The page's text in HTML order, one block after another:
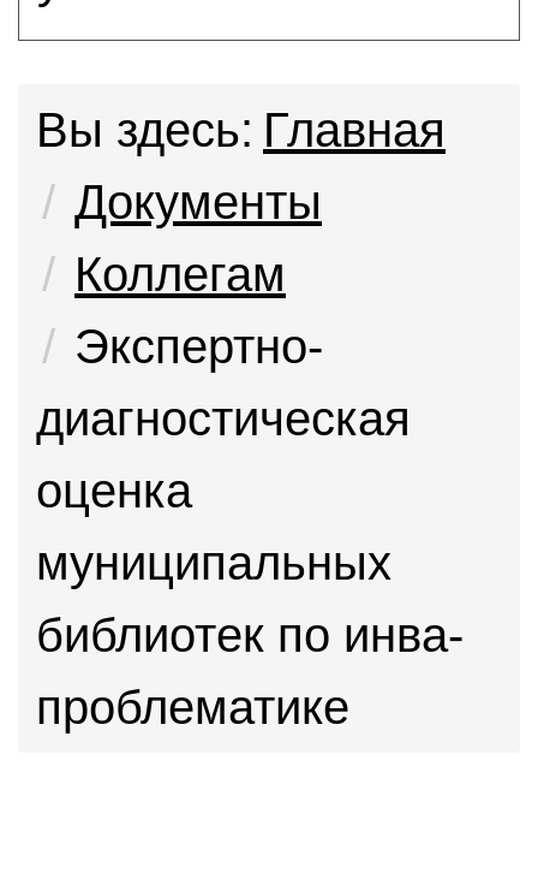
Вы здесь: Главная
Документы
Коллегам
Экспертно-
диагностическая
оценка
муниципальных
библиотек по инва-
проблематике